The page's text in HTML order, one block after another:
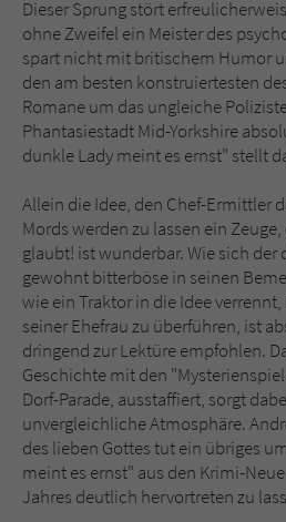
Dieser Sprung stört
ohne Zweifel ein Meister des
spart nicht mit britischem Humor
den am besten konstruiertesten
Romane um das ungleiche
Phantasiestadt Mid-Yorkshire
dunkle Lady meint es ernst" stellt
Allein die Idee, den Chef-Ermittler
Mords werden zu lassen ein
glaubt! ist wunderbar. Wie sich der
gewohnt bitterböse in seinen
wie ein Traktor in die Idee
seiner Ehefrau zu überführen, ist
dringend zur Lektüre empfohlen.
Geschichte mit den
Dorf-Parade, ausstaffiert, sorgt
unvergleichliche Atmosphäre.
des lieben Gottes tut ein übriges
meint es ernst" aus den Krimi-
Jahres deutlich hervortreten zu